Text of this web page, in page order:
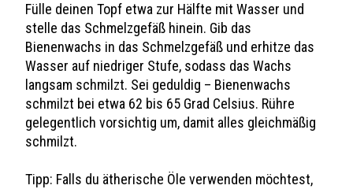
Fülle deinen Topf etwa zur Hälfte mit Wasser und
stelle das Schmelzgefäß hinein. Gib das
Bienenwachs in das Schmelzgefäß und erhitze das
Wasser auf niedriger Stufe, sodass das Wachs
langsam schmilzt. Sei geduldig – Bienenwachs
schmilzt bei etwa 62 bis 65 Grad Celsius. Rühre
gelegentlich vorsichtig um, damit alles gleichmäßig
schmilzt.
Tipp: Falls du ätherische Öle verwenden möchtest,